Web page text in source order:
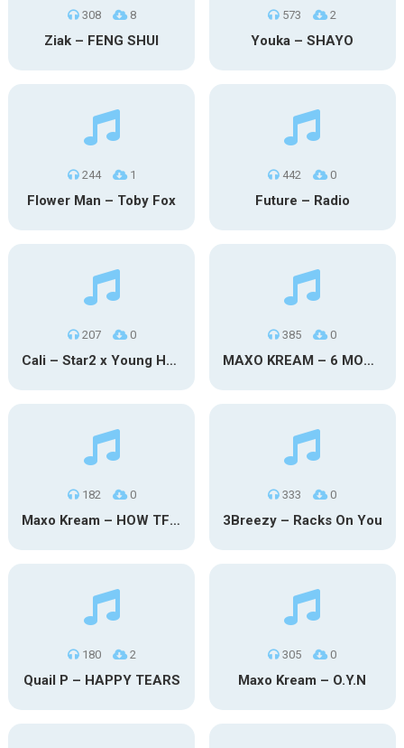
308 8
Ziak – FENG SHUI
573 2
Youka – SHAYO
244 1
Flower Man – Toby Fox
442 0
Future – Radio
207 0
Cali – Star2 x Young Henny
385 0
MAXO KREAM – 6 MONTHS CLEAN
182 0
Maxo Kream – HOW TF I’M LUCKY
333 0
3Breezy – Racks On You
180 2
Quail P – HAPPY TEARS
305 0
Maxo Kream – O.Y.N